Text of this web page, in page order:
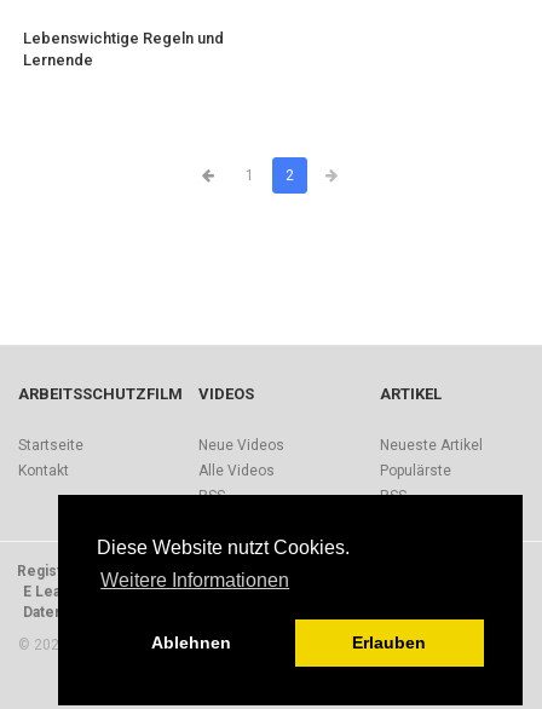
Diese Website nutzt Cookies.
Weitere Informationen
Ablehnen Erlauben
Lebenswichtige Regeln und
Lernende
1 2
ARBEITSSCHUTZFILM
Startseite
Kontakt
VIDEOS
Neue Videos
Alle Videos
RSS
ARTIKEL
Neueste Artikel
Populärste
RSS
Registrieren Impressum Quellen
E Learning Einheiten
Nutzungsbedingungen
Datenschutzerklärung
© 2026 Arbeitsschutzfilm. Alle Rechte vorbehalten.